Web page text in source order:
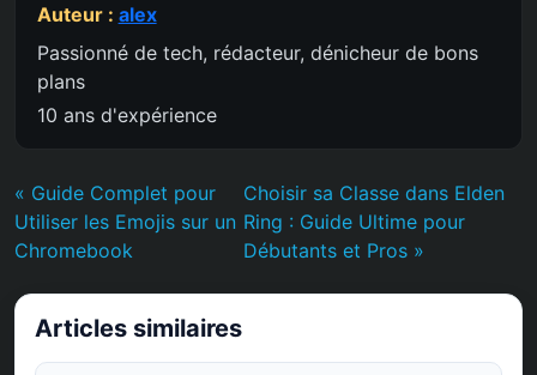
Auteur : alex
Passionné de tech, rédacteur, dénicheur de bons
plans
10 ans d'expérience
« Guide Complet pour
Utiliser les Emojis sur un
Chromebook
Choisir sa Classe dans Elden
Ring : Guide Ultime pour
Débutants et Pros »
Articles similaires